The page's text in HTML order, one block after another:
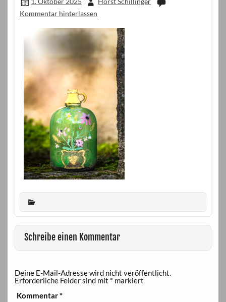
Kommentar hinterlassen
Schreibe einen Kommentar
Deine E-Mail-Adresse wird nicht veröffentlicht.
Erforderliche Felder sind mit * markiert
Kommentar*